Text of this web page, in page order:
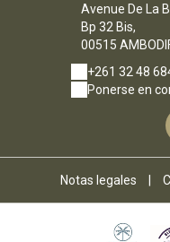
Avenue De La
Bp 32 Bis,
00515
+261 32 48
Ponerse en
Notas legales